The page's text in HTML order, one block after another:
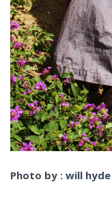
Photo by : will hyde